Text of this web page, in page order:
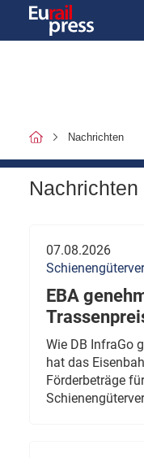
Nachrichten
Nachrichten
07.08.2026
EBA
Wie DB InfraGo
hat das
Förderbeträge